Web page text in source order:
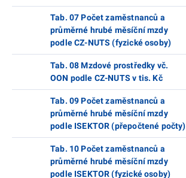
Tab. 07 Počet zaměstnanců a
průměrné hrubé měsíční mzdy
podle CZ-NUTS (fyzické osoby)
Tab. 08 Mzdové prostředky vč.
OON podle CZ-NUTS v tis. Kč
Tab. 09 Počet zaměstnanců a
průměrné hrubé měsíční mzdy
podle ISEKTOR (přepočtené počty)
Tab. 10 Počet zaměstnanců a
průměrné hrubé měsíční mzdy
podle ISEKTOR (fyzické osoby)